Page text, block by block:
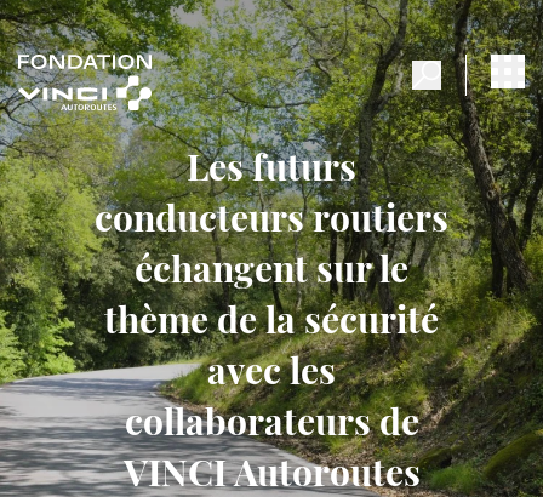
Les futurs
conducteurs routiers
échangent sur le
thème de la sécurité
avec les
collaborateurs de
VINCI Autoroutes